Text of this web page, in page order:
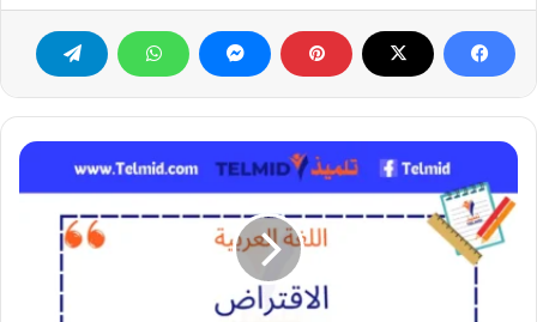
درس
الاقتراض
الثانية
باكالوريا